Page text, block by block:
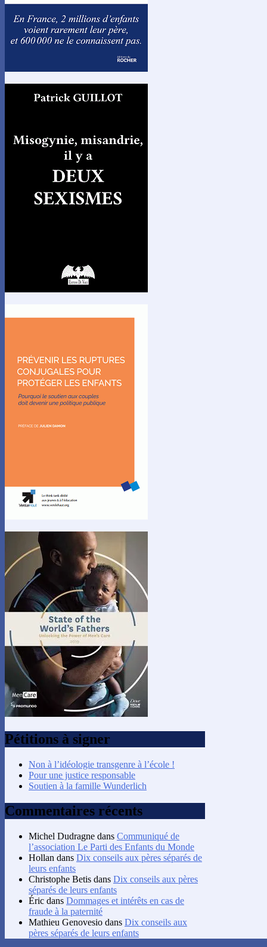
Pétitions à signer
Non à l’idéologie transgenre à l’école !
Pour une justice responsable
Soutien à la famille Wunderlich
Commentaires récents
Michel Dudragne dans Communiqué de
l’association Le Parti des Enfants du Monde
Hollan dans Dix conseils aux pères séparés de
leurs enfants
Christophe Betis dans Dix conseils aux pères
séparés de leurs enfants
Éric dans Dommages et intérêts en cas de
fraude à la paternité
Mathieu Genovesio dans Dix conseils aux
pères séparés de leurs enfants